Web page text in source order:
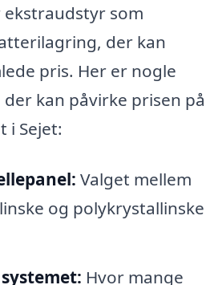
som
der kan
pris. Her er nogle
kan påvirke prisen på
i Sejet:
Valget mellem
og polykrystallinske
Hvor mange